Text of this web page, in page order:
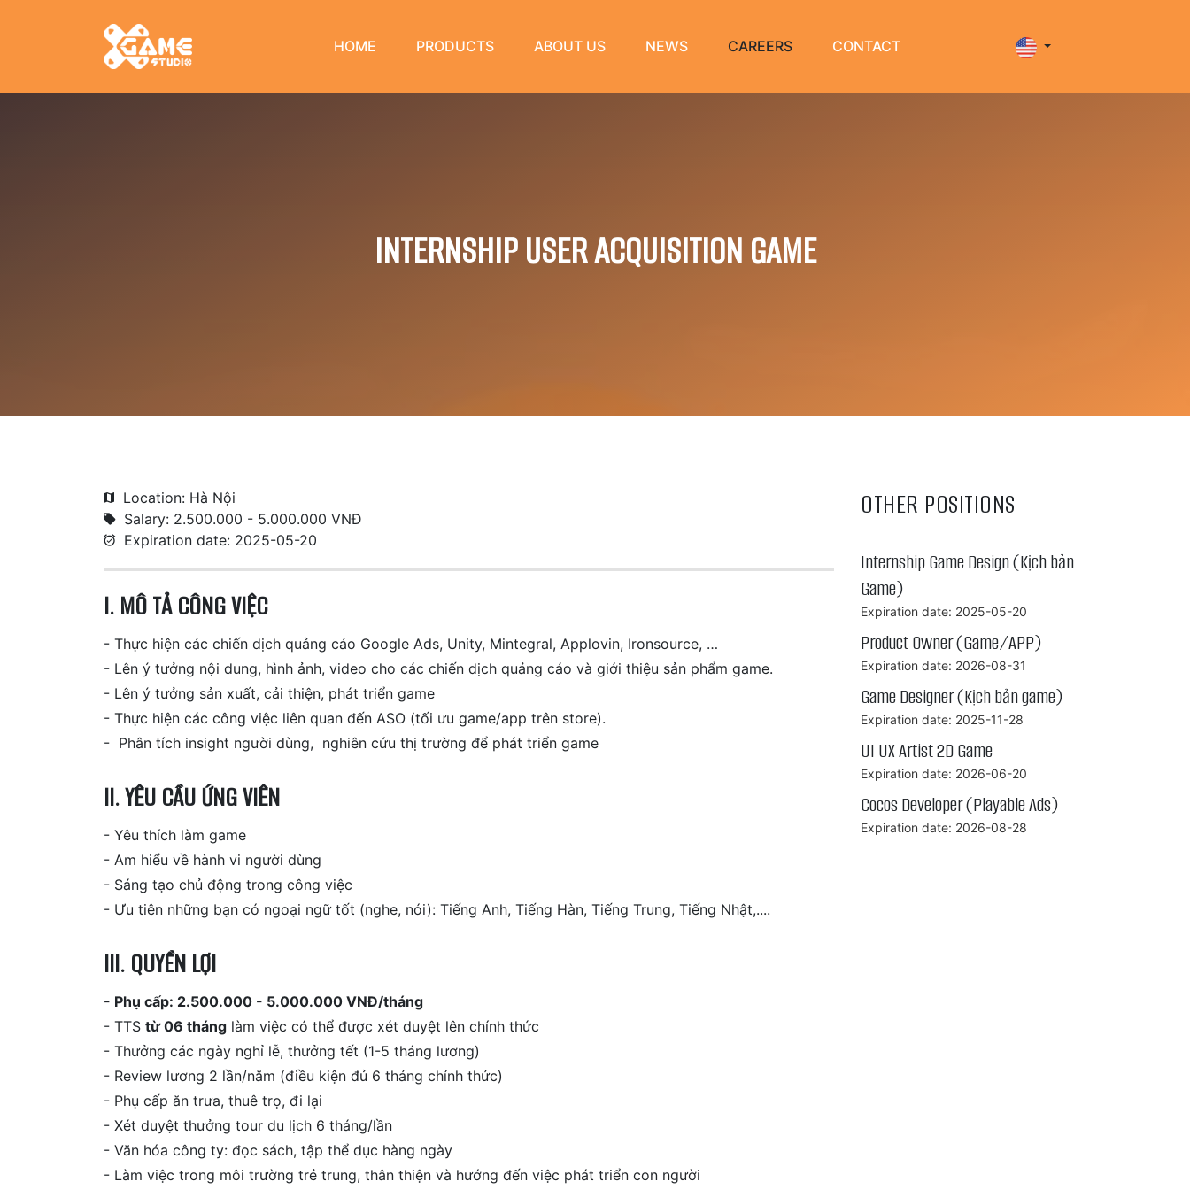
HOME PRODUCTS ABOUT US NEWS CAREERS CONTACT
INTERNSHIP USER ACQUISITION GAME
Location: Hà Nội
Salary: 2.500.000 - 5.000.000 VNĐ
Expiration date: 2025-05-20
I. MÔ TẢ CÔNG VIỆC
- Thực hiện các chiến dịch quảng cáo Google Ads, Unity, Mintegral, Applovin, Ironsource, …
- Lên ý tưởng nội dung, hình ảnh, video cho các chiến dịch quảng cáo và giới thiệu sản phẩm game.
- Lên ý tưởng sản xuất, cải thiện, phát triển game
- Thực hiện các công việc liên quan đến ASO (tối ưu game/app trên store).
- Phân tích insight người dùng, nghiên cứu thị trường để phát triển game
II. YÊU CẦU ỨNG VIÊN
- Yêu thích làm game
- Am hiểu về hành vi người dùng
- Sáng tạo chủ động trong công việc
- Ưu tiên những bạn có ngoại ngữ tốt (nghe, nói): Tiếng Anh, Tiếng Hàn, Tiếng Trung, Tiếng Nhật,....
III. QUYỀN LỢI
- Phụ cấp: 2.500.000 - 5.000.000 VNĐ/tháng
- TTS từ 06 tháng làm việc có thể được xét duyệt lên chính thức
- Thưởng các ngày nghỉ lễ, thưởng tết (1-5 tháng lương)
- Review lương 2 lần/năm (điều kiện đủ 6 tháng chính thức)
- Phụ cấp ăn trưa, thuê trọ, đi lại
- Xét duyệt thưởng tour du lịch 6 tháng/lần
- Văn hóa công ty: đọc sách, tập thể dục hàng ngày
- Làm việc trong môi trường trẻ trung, thân thiện và hướng đến việc phát triển con người
OTHER POSITIONS
Internship Game Design (Kịch bản
Game)
Expiration date: 2025-05-20
Product Owner (Game/APP)
Expiration date: 2026-08-31
Game Designer (Kịch bản game)
Expiration date: 2025-11-28
UI UX Artist 2D Game
Expiration date: 2026-06-20
Cocos Developer (Playable Ads)
Expiration date: 2026-08-28